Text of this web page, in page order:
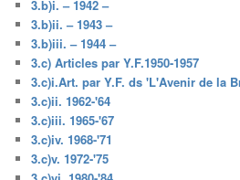
3.b)i. – 1942 –
3.b)ii. – 1943 –
3.b)iii. – 1944 –
3.c) Articles par Y.F.1950-1957
3.c)i.Art. par Y.F. ds 'L'Avenir de la
3.c)ii. 1962-'64
3.c)iii. 1965-'67
3.c)iv. 1968-'71
3.c)v. 1972-'75